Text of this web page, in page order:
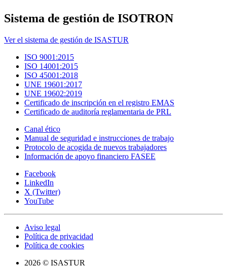
Sistema de gestión de ISOTRON
Ver el sistema de gestión de ISASTUR
ISO 9001:2015
ISO 14001:2015
ISO 45001:2018
UNE 19601:2017
UNE 19602:2019
Certificado de inscripción en el registro EMAS
Certificado de auditoría reglamentaria de PRL
Canal ético
Manual de seguridad e instrucciones de trabajo
Protocolo de acogida de nuevos trabajadores
Información de apoyo financiero FASEE
Facebook
LinkedIn
X (Twitter)
YouTube
Aviso legal
Política de privacidad
Política de cookies
2026 © ISASTUR